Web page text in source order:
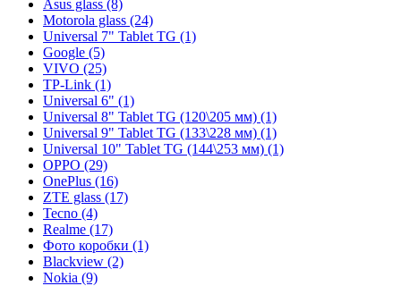
Asus glass (8)
Motorola glass (24)
Universal 7" Tablet TG (1)
Google (5)
VIVO (25)
TP-Link (1)
Universal 6" (1)
Universal 8" Tablet TG (120\205 мм) (1)
Universal 9" Tablet TG (133\228 мм) (1)
Universal 10" Tablet TG (144\253 мм) (1)
OPPO (29)
OnePlus (16)
ZTE glass (17)
Tecno (4)
Realme (17)
Фото коробки (1)
Blackview (2)
Nokia (9)